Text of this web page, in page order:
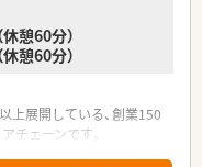
憩60分）
憩60分）
上展開している、創業150
チェーンです。